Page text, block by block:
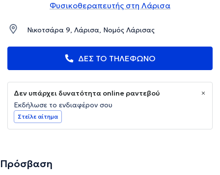
Φυσικοθεραπευτής στη Λάρισα
Νικοτσάρα 9, Λάρισα, Νομός Λάρισας
ΔΕΣ ΤΟ ΤΗΛΕΦΩΝΟ
Δεν υπάρχει δυνατότητα online ραντεβού
Εκδήλωσε το ενδιαφέρον σου
Στείλε αίτημα
Πρόσβαση